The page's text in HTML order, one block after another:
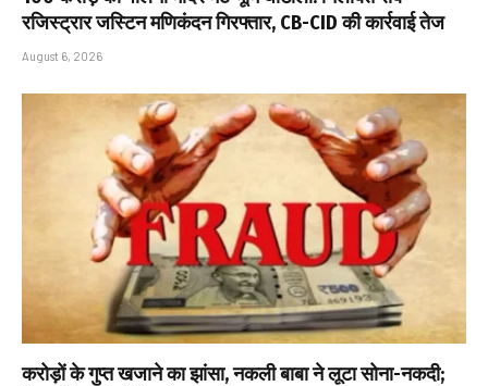
रजिस्ट्रार जस्टिन मणिकंदन गिरफ्तार, CB-CID की कार्रवाई तेज
August 6, 2026
करोड़ों के गुप्त खजाने का झांसा, नकली बाबा ने लूटा सोना-नकदी;